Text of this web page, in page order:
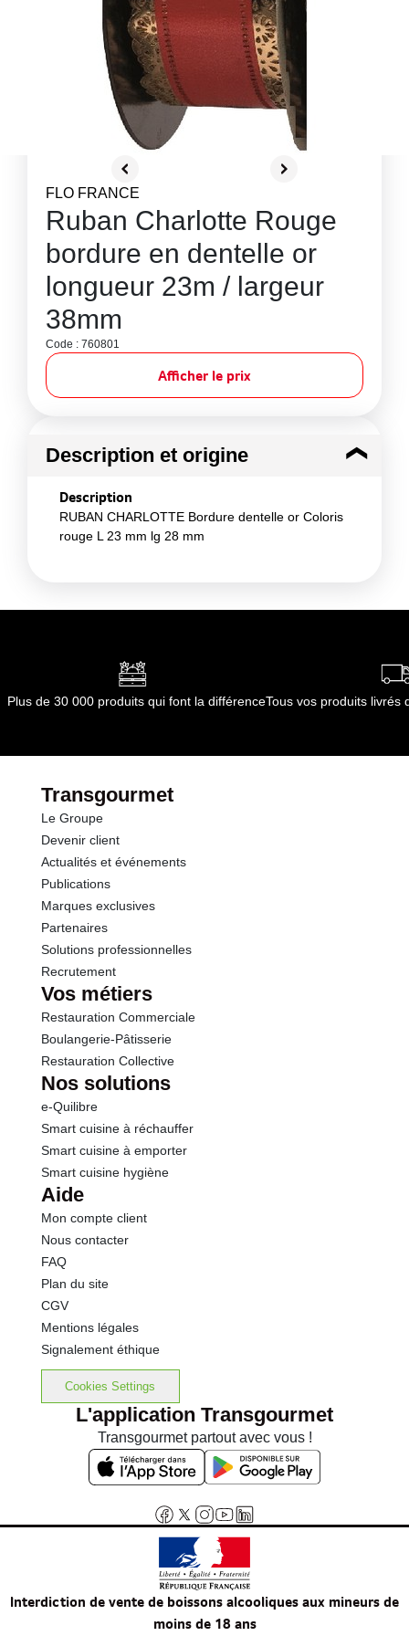
FLO FRANCE
Ruban Charlotte Rouge
bordure en dentelle or
longueur 23m / largeur
38mm
Code : 760801
Afficher le prix
Description et origine
Description
RUBAN CHARLOTTE Bordure dentelle or Coloris
rouge L 23 mm lg 28 mm
Plus de 30 000 produits qui font la différenceTous vos produits livrés
Transgourmet
Le Groupe
Devenir client
Actualités et événements
Publications
Marques exclusives
Partenaires
Solutions professionnelles
Recrutement
Vos métiers
Restauration Commerciale
Boulangerie-Pâtisserie
Restauration Collective
Nos solutions
e-Quilibre
Smart cuisine à réchauffer
Smart cuisine à emporter
Smart cuisine hygiène
Aide
Mon compte client
Nous contacter
FAQ
Plan du site
CGV
Mentions légales
Signalement éthique
Cookies Settings
L'application Transgourmet
Transgourmet partout avec vous !
Interdiction de vente de boissons alcooliques aux mineurs de
moins de 18 ans